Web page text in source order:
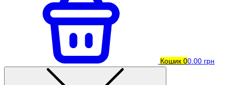
Кошик 00.00 грн